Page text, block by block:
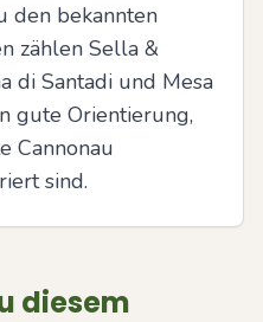
den bekannten
zählen Sella &
di Santadi und Mesa
gute Orientierung,
Cannonau
sind.
diesem